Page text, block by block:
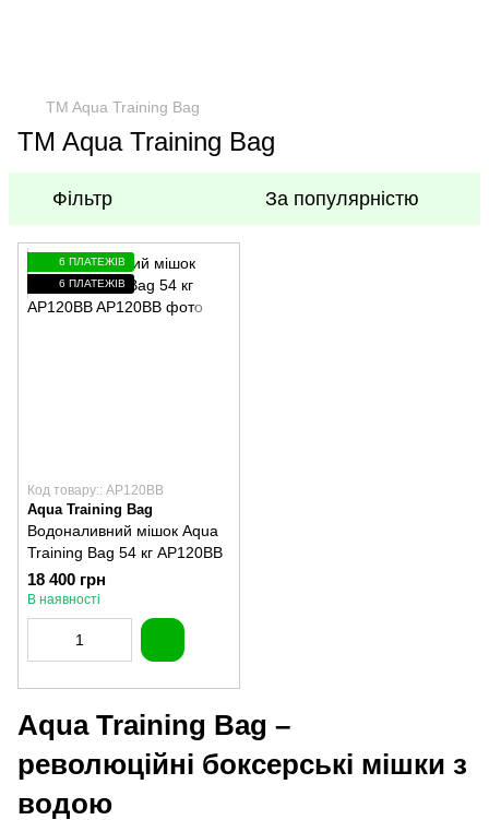
TM Aqua Training Bag
TM Aqua Training Bag
Фільтр За популярністю
6 ПЛАТЕЖІВ
6 ПЛАТЕЖІВ
Код товару:: AP120BB
Aqua Training Bag
Водоналивний мішок Aqua
Training Bag 54 кг AP120BB
18 400 грн
В наявності
Aqua Training Bag –
революційні боксерські мішки з
водою